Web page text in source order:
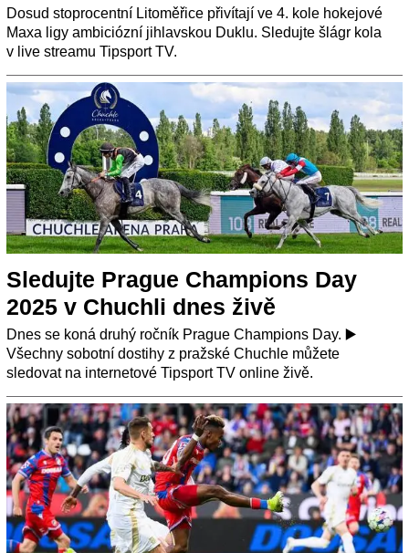
Dosud stoprocentní Litoměřice přivítají ve 4. kole hokejové
Maxa ligy ambiciózní jihlavskou Duklu. Sledujte šlágr kola
v live streamu Tipsport TV.
Sledujte Prague Champions Day
2025 v Chuchli dnes živě
Dnes se koná druhý ročník Prague Champions Day. ▶️
Všechny sobotní dostihy z pražské Chuchle můžete
sledovat na internetové Tipsport TV online živě.